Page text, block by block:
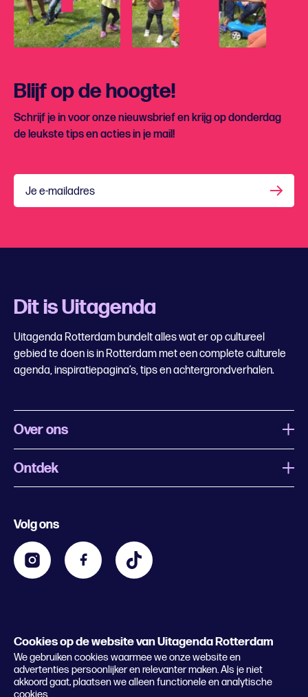
Cookies op de website van Uitagenda Rotterdam
We gebruiken cookies waarmee we onze website en
advertenties persoonlijker en relevanter maken. Als je niet
akkoord gaat, plaatsen we alleen functionele en analytische
cookies.
Blijf op de hoogte!
Schrijf je in voor onze nieuwsbrief en krijg op donderdag
de leukste tips en acties in je mail!
Je e-mailadres
Dit is Uitagenda
Uitagenda Rotterdam bundelt alles wat er op cultureel
gebied te doen is in Rotterdam met een complete culturele
agenda, inspiratiepagina’s, tips en achtergrondverhalen.
Over ons
Wat is Uitagenda Rotterdam
Contact
Zakelijk
Lees het magazine
Ontdek
Kids
Volg ons
© 2026 Rotterdam Festivals